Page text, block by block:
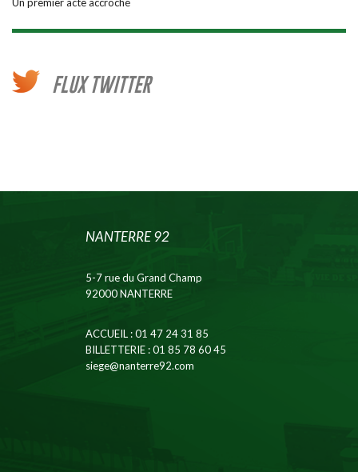
FLUX TWITTER
NANTERRE 92
5-7 rue du Grand Champ
92000 NANTERRE
ACCUEIL: 01 47 24 31 85
BILLETTERIE: 01 85 78 60 45
siege@nanterre92.com